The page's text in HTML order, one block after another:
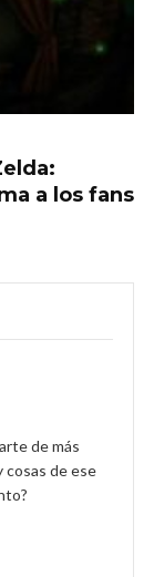
a los fans
de más
cosas de ese